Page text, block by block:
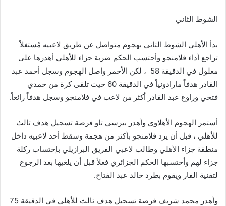
الشوط الثاني
بدأ الأهلي الشوط الثاني بهجوم متواصل عن طريق لاعبيه مُستغلاً
تراجع أداء فلامنجو وأحتسب الحكم ضربة جزاء للأهلي أهدرها على
معلول في الدقيقة 58 ، لكن الأحمر واصل الهجوم وسجل أحمد عبد
القادر هدفاً مارادونياً في الدقيقة 60 حيث تلقى كرة من حمدي
فتحي وراوغ عبد القادر أكثر من لاعب في فلامنجو وسجل هدفاً رائعاً.
أستمر الهجوم الأهلاوي وأهدر بيرسي تاو فرصة تسجيل هدف ثالث
للأهلي ، قبل أن يرد فلامنجو بأكثر من هجمة وسقط أحد لاعبيه داخل
منطقة جزاء الأهلي وطالب لاعبي الفريق البرازيلي بإحتساب ركلة
جزاء لهم وأحتسبها الحكم الجزائري فعلاً قبل أن يلغيها بعد الرجوع
لتقنية الفار ويقوم بطرد خالد عبد الفتاح.
وأهدر محمد شريف فرصة تسجيل هدف ثالث للأهلي في الدقيقة 75